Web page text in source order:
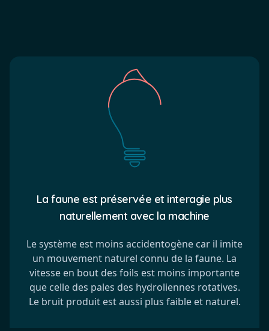
La faune est préservée et interagie plus
naturellement avec la machine
Le système est moins accidentogène car il imite
un mouvement naturel connu de la faune. La
vitesse en bout des foils est moins importante
que celle des pales des hydroliennes rotatives.
Le bruit produit est aussi plus faible et naturel.